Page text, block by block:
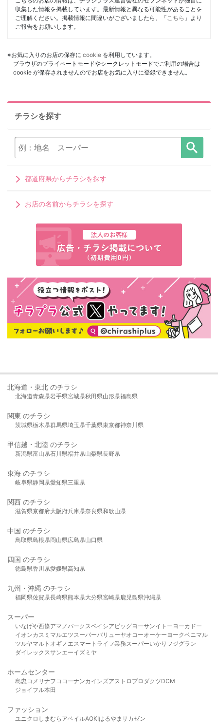
収集した情報を掲載しています。最新情報と異なる可能性があることを
ご理解ください。掲載情報に間違いがございましたら、「 こちら 」より
ご報告をお願いします。
※お気に入りのお店の保存に cookie を利用しています。
ブラウザのプライベートモードやシークレットモードでご利用の場合は
cookie が保存されませんのでお店をお気に入りに登録できません。
チラシを探す
都道府県からチラシを探す
お店の名前からチラシを探す
北海道・東北 のチラシ
北海道青森県岩手県宮城県秋田県山形県福島県
関東 のチラシ
茨城県栃木県群馬県埼玉県千葉県東京都神奈川県
甲信越・北陸 のチラシ
新潟県富山県石川県福井県山梨県長野県
東海 のチラシ
岐阜県静岡県愛知県三重県
関西 のチラシ
滋賀県京都府大阪府兵庫県奈良県和歌山県
中国 のチラシ
鳥取県島根県岡山県広島県山口県
四国 のチラシ
徳島県香川県愛媛県高知県
九州・沖縄 のチラシ
福岡県佐賀県長崎県熊本県大分県宮崎県鹿児島県沖縄県
スーパー
いなげや西條アマノパークスベイシア ビッグヨーサンイトーヨーカドー
イオンカスミ マルエツスーパーバリューヤオコーオーケー ヨークベニマル
ツルヤマルト オギノ エスマート ライフ業務スーパーいかり フジグラン
ダイレックスサンエーイズミヤ
ホームセンター
島忠 コメリ ナフコ コーナンカインズアストロプロダクツDCM
ジョイフル本田
ファッション
ユニクロ しまむら アベイルAOKIはるやま サカゼン